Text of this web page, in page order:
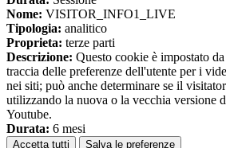
Nome: VISITOR_INFO1_LIVE
Tipologia: analitico
Proprieta: terze parti
Descrizione: Questo cookie è impostato
traccia delle preferenze dell'utente per i
nei siti; può anche determinare se il
utilizzando la nuova o la vecchia versione
Youtube.
Durata: 6 mesi
Accetta tutti Salva le preferenze